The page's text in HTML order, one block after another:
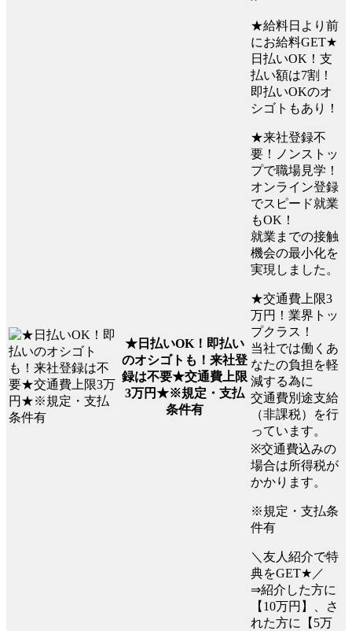
★日払いOK！即払い
のオシゴトも！来社登
録は不要★交通費上限
3万円★※規定・支払
条件有
★給料日より前
にお給料GET★
日払いOK！支
払い額は7割！
即払いOKのオ
シゴトもあり！
★来社登録不
要！ノンストッ
プで職場見学！
オンライン登録
でスピード就業
もOK！
就業までの接触
機会の最小化を
実現しました。
★交通費上限3
万円！業界トッ
プクラス！
当社では働くあ
なたの負担を軽
減する為に
交通費別途支給
（非課税）を行
っています。
※交通費込みの
場合は所得税が
かかります。
※規定・支払条
件有
＼友人紹介で特
典をGET★／
⇒紹介した方に
【10万円】、さ
れた方に【5万